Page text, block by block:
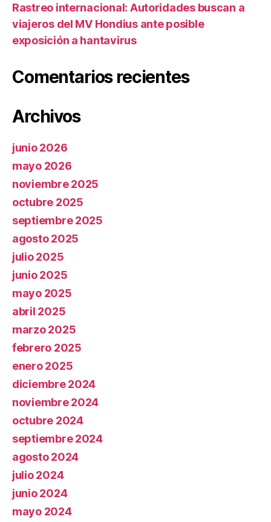
Rastreo internacional: Autoridades buscan a
viajeros del MV Hondius ante posible
exposición a hantavirus
Comentarios recientes
Archivos
junio 2026
mayo 2026
noviembre 2025
octubre 2025
septiembre 2025
agosto 2025
julio 2025
junio 2025
mayo 2025
abril 2025
marzo 2025
febrero 2025
enero 2025
diciembre 2024
noviembre 2024
octubre 2024
septiembre 2024
agosto 2024
julio 2024
junio 2024
mayo 2024